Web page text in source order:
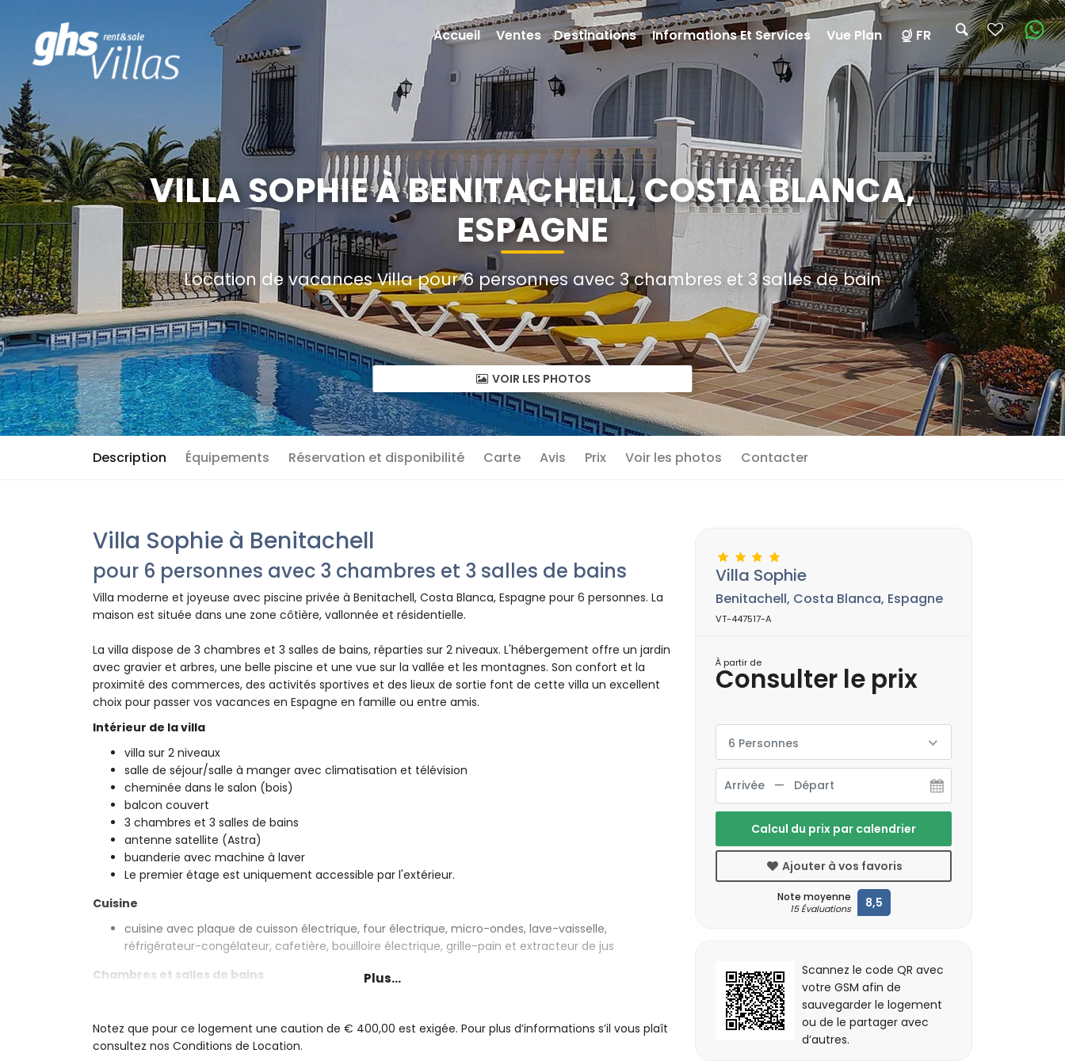
VILLA SOPHIE À BENITACHELL, COSTA BLANCA,
ESPAGNE
Location de vacances Villa pour 6 personnes avec 3 chambres et 3 salles de bain
VOIR LES PHOTOS
Description Équipements Réservation et disponibilité Carte Avis Prix Voir les photos Contacter
Villa Sophie à Benitachell
pour 6 personnes avec 3 chambres et 3 salles de bains
Villa moderne et joyeuse avec piscine privée à Benitachell, Costa Blanca, Espagne pour 6 personnes. La
maison est située dans une zone côtière, vallonnée et résidentielle.
La villa dispose de 3 chambres et 3 salles de bains, réparties sur 2 niveaux. L'hébergement offre un jardin
avec gravier et arbres, une belle piscine et une vue sur la vallée et les montagnes. Son confort et la
proximité des commerces, des activités sportives et des lieux de sortie font de cette villa un excellent
choix pour passer vos vacances en Espagne en famille ou entre amis.
Intérieur de la villa
villa sur 2 niveaux
salle de séjour/salle à manger avec climatisation et télévision
cheminée dans le salon (bois)
balcon couvert
3 chambres et 3 salles de bains
antenne satellite (Astra)
buanderie avec machine à laver
Le premier étage est uniquement accessible par l'extérieur.
Cuisine
cuisine avec plaque de cuisson électrique, four électrique, micro-ondes, lave-vaisselle,
réfrigérateur-congélateur, cafetière, bouilloire électrique, grille-pain et extracteur de jus
Chambres et salles de bains
chambre avec climatisation, 2 lits simples et ventilateur
salle de bains attenante avec lavabo simple, douche et toilettes
Plus...
Notez que pour ce logement une caution de € 400,00 est exigée. Pour plus d’informations s’il vous plaît
consultez nos Conditions de Location.
Villa Sophie
Benitachell, Costa Blanca, Espagne
VT-447517-A
À partir de
Consulter le prix
6 Personnes
Calcul du prix par calendrier
Ajouter à vos favoris
Note moyenne
15 Évaluations 8,5
Scannez le code QR avec
votre GSM afin de
sauvegarder le logement
ou de le partager avec
d’autres.
Accueil Ventes Destinations Informations Et Services Vue Plan FR